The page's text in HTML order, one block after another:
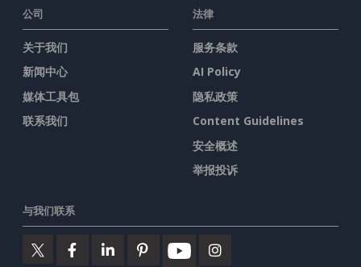
公司
关于我们
新闻中心
媒体工具包
联系我们
法律
服务条款
AI Policy
隐私政策
Content Guidelines
安全概述
举报投诉
与我们联系